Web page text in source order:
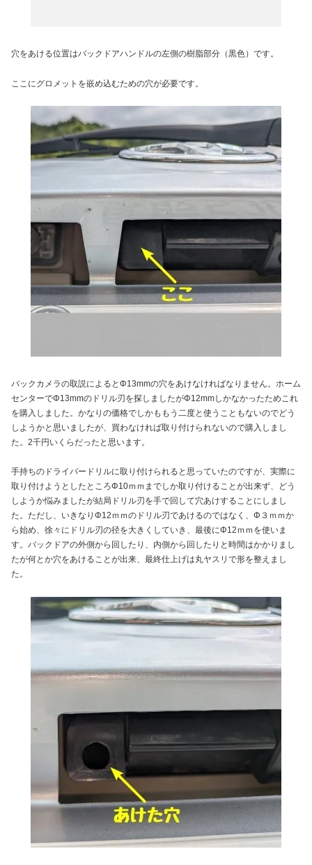
穴をあける位置はバックドアハンドルの左側の樹脂部分（黒色）です。
ここにグロメットを嵌め込むための穴が必要です。
バックカメラの取説によるとΦ13mmの穴をあけなければなりません。ホーム
センターでΦ13mmのドリル刃を探しましたがΦ12mmしかなかったためこれ
を購入しました。かなりの価格でしかももう二度と使うこともないのでどう
しようかと思いましたが、買わなければ取り付けられないので購入しまし
た。2千円いくらだったと思います。
手持ちのドライバードリルに取り付けられると思っていたのですが、実際に
取り付けようとしたところΦ10ｍｍまでしか取り付けることが出来ず、どう
しようか悩みましたが結局ドリル刃を手で回して穴あけすることにしまし
た。ただし、いきなりΦ12ｍｍのドリル刃であけるのではなく、Φ３ｍｍか
ら始め、徐々にドリル刃の径を大きくしていき、最後にΦ12ｍｍを使いま
す。バックドアの外側から回したり、内側から回したりと時間はかかりまし
たが何とか穴をあけることが出来、最終仕上げは丸ヤスリで形を整えまし
た。